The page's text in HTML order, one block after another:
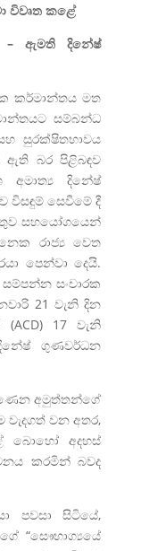
විවෘත කළේ
–ඇමති දිනේෂ්
කර්මාන්තය මත
සම්බන්ධ
සුරක්ෂිතභාවය
ඇති බර පිළිබඳව
දිනේෂ්
විසඳුම් සෙවීමේ දී
සහයෝගයෙන්
රාජ්‍ය වෙත
පෙන්වා දෙයි.
සංචාරක
21 වැනි දින
17 වැනි
ගුණවර්ධන
අමුත්තන්ගේ
වන අතර,
බොහෝ අදහස්
කරමින් බවද
පවසා සිටියේ,
“සෞභාග්‍යයේ